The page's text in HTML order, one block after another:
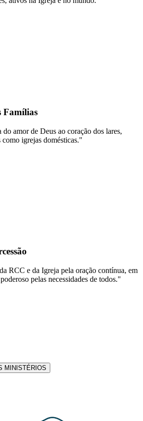
Famílias
amor de Deus ao coração dos lares,
igrejas domésticas."
RCC e da Igreja pela oração contínua, em
pelas necessidades de todos."
MINISTÉRIOS